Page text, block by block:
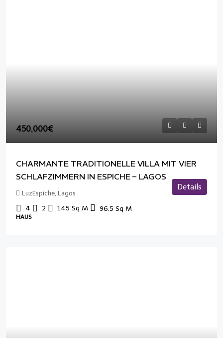
450,000€
CHARMANTE TRADITIONELLE VILLA MIT VIER
SCHLAFZIMMERN IN ESPICHE – LAGOS
LuzEspiche, Lagos
4 2 145 Sq M 96.5 Sq M
HAUS
Details